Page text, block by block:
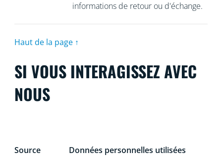
informations de retour ou d'échange.
Haut de la page ↑
SI VOUS INTERAGISSEZ AVEC
NOUS
Source
Données personnelles utilisées